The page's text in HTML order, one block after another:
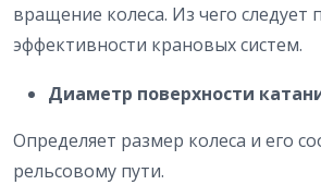
вращение колеса. Из чего
эффективности крановых систем.
Диаметр поверхности
Определяет размер колеса и его
рельсовому пути.